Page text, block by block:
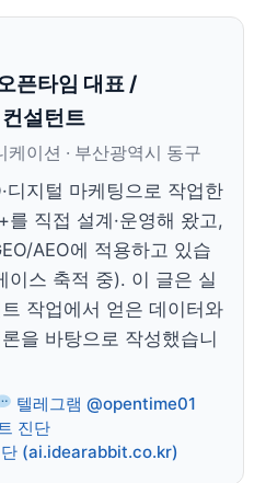
픈타임 대표 /
컨설턴트
케이션 · 부산광역시 동구
디지털 마케팅으로 작업한
를 직접 설계·운영해 왔고,
AEO에 적용하고 있습
이스 축적 중). 이 글은 실
작업에서 얻은 데이터와
을 바탕으로 작성했습니
텔레그램 @opentime01
진단
단 (ai.idearabbit.co.kr)